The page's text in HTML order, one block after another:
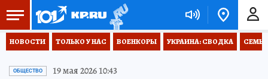
НОВОСТИ ТОЛЬКО У НАС ВОЕНКОРЫ УКРАИНА: СВОДКА
ОБЩЕСТВО 19 мая 2026 10:43